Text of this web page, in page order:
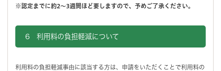
※認定までに約2～3週間ほど要しますので、予めご了承ください。
6 利用料の負担軽減について
利用料の負担軽減事由に該当する方は、申請をいただくことで利用料の